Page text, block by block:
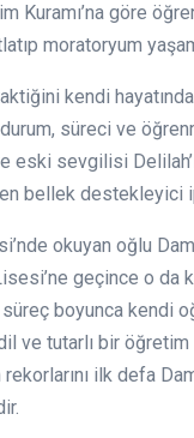
Kuramı’na göre
moratoryum
kendi
süreci ve
eski sevgilisi
bellek destekleyici
okuyan oğlu
geçince o
süreç boyunca kendi
ve tutarlı bir
ilk defa